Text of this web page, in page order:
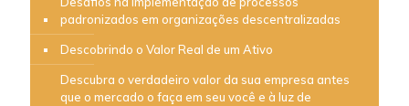
padronizados em organizações descentralizadas
Descobrindo o Valor Real de um Ativo
Descubra o verdadeiro valor da sua empresa antes
que o mercado o faça em seu você e à luz de